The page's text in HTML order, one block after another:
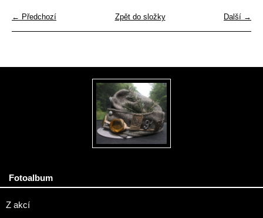
← Předchozí Další →
Zpět do složky
Fotoalbum
Z akcí